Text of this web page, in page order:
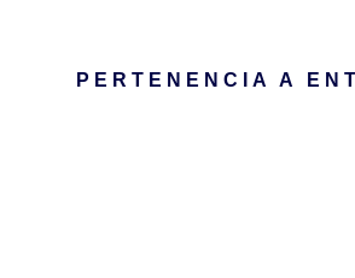
PERTENENCIA A